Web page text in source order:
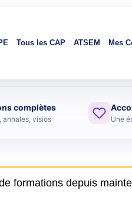
Tous les CAP ATSEM Mes
complètes
annales, visios Une
formations depuis